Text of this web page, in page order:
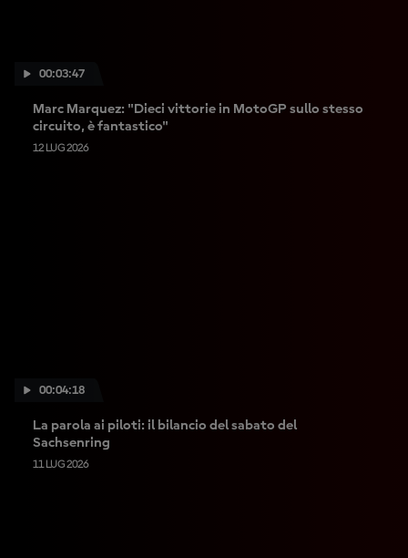
00:03:47
Marc Marquez: "Dieci vittorie in MotoGP sullo stesso
circuito, è fantastico"
12 LUG 2026
00:04:18
La parola ai piloti: il bilancio del sabato del
Sachsenring
11 LUG 2026